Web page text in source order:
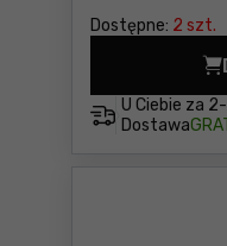
Dostępne: 2 szt.
U Ciebie za
Dostawa